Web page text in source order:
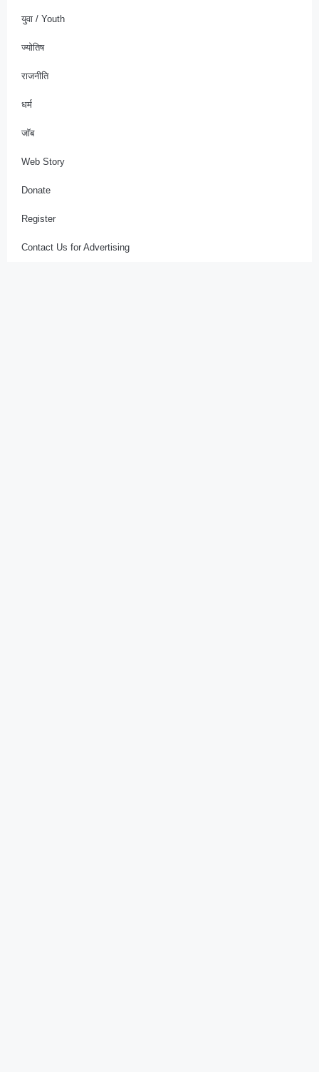
युवा / Youth
ज्योतिष
राजनीति
धर्म
जॉब
Web Story
Donate
Register
Contact Us for Advertising